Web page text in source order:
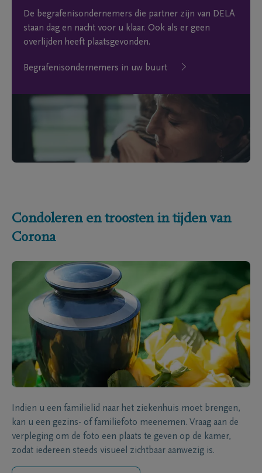
De begrafenisondernemers die partner zijn van DELA
staan dag en nacht voor u klaar. Ook als er geen
overlijden heeft plaatsgevonden.
Begrafenisondernemers in uw buurt
Condoleren en troosten in tijden van
Corona
Indien u een familielid naar het ziekenhuis moet brengen,
kan u een gezins- of familiefoto meenemen. Vraag aan de
verpleging om de foto een plaats te geven op de kamer,
zodat iedereen steeds visueel zichtbaar aanwezig is.